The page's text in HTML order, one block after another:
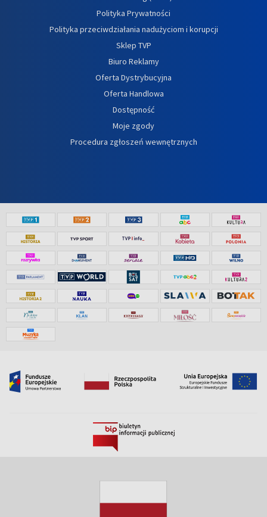
Polityka Prywatności
Polityka przeciwdziałania nadużyciom i korupcji
Sklep TVP
Biuro Reklamy
Oferta Dystrybucyjna
Oferta Handlowa
Dostępność
Moje zgody
Procedura zgłoszeń wewnętrznych